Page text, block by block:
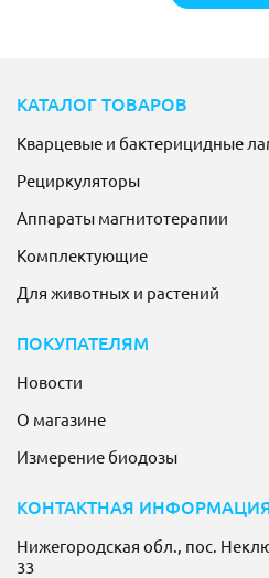
КАТАЛОГ ТОВАРОВ
Кварцевые и бактерицидные
Рециркуляторы
Аппараты магнитотерапии
Комплектующие
Для животных и растений
ПОКУПАТЕЛЯМ
Новости
О магазине
Измерение биодозы
КОНТАКТНАЯ
Нижегородская обл., пос.
33